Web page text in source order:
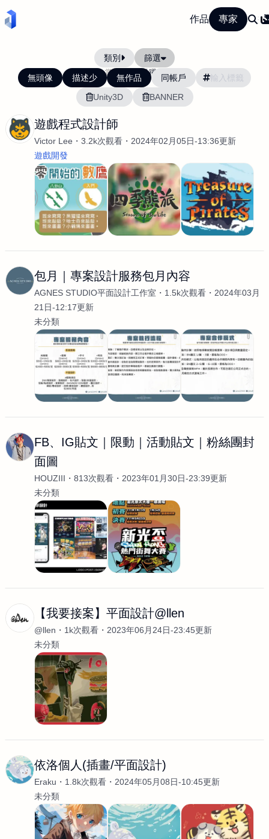
作品 專家
類別 篩選
當前排序: 活躍度
無頭像 描述少 無作品
同帳戶
Unity3D
BANNER
遊戲程式設計師
Victor Lee 3.2k次觀看
2024年02月05日-13:36更新
遊戲開發
包月｜專案設計服務包月內容
AGNES STUDIO平面設計工作室 1.5k次觀看
2024年03月
21日-12:17更新
未分類
FB、IG貼文｜限動｜活動貼文｜粉絲團封
面圖
HOUZIII 813次觀看
2023年01月30日-23:39更新
未分類
【我要接案】平面設計@llen
@llen 1k次觀看
2023年06月24日-23:45更新
未分類
依洛個人(插畫/平面設計)
Eraku 1.8k次觀看
2024年05月08日-10:45更新
未分類